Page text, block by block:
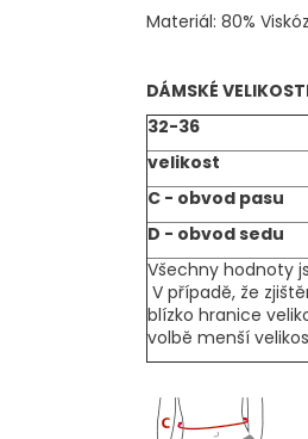
Materiál: 80%
DÁMSKÉ
32-36
velikost
C - obvod pasu
D - obvod sedu
Všechny hodnoty
V případě, že
blízko hranice
volbě menší